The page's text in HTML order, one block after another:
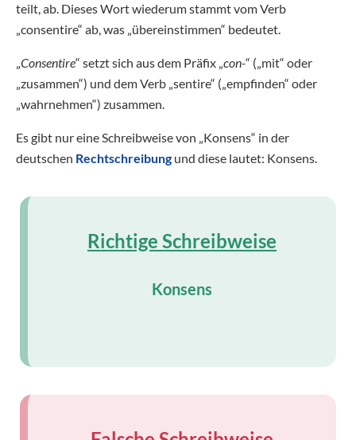
teilt, ab. Dieses Wort wiederum stammt vom Verb
„consentire“ ab, was „übereinstimmen“ bedeutet.
„Consentire“ setzt sich aus dem Präfix „con-“ („mit“ oder
„zusammen“) und dem Verb „sentire“ („empfinden“ oder
„wahrnehmen“) zusammen.
Es gibt nur eine Schreibweise von „Konsens“ in der
deutschen Rechtschreibung und diese lautet: Konsens.
Richtige Schreibweise
Konsens